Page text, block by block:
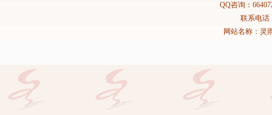
QQ咨询：
联系电话
网站名称：灵